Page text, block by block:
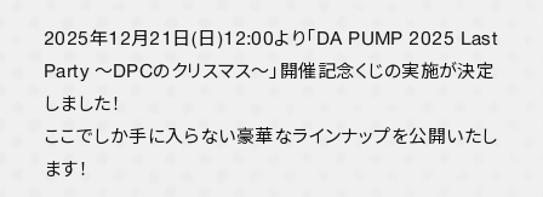
PROFILE
FANCLUB
JOIN
LOGIN
2025年12月21日(日)12:00より「DA PUMP 2025 Last
Party 〜DPCのクリスマス〜」開催記念くじの実施が決定
しました！
ここでしか手に入らない豪華なラインナップを公開いたし
ます！